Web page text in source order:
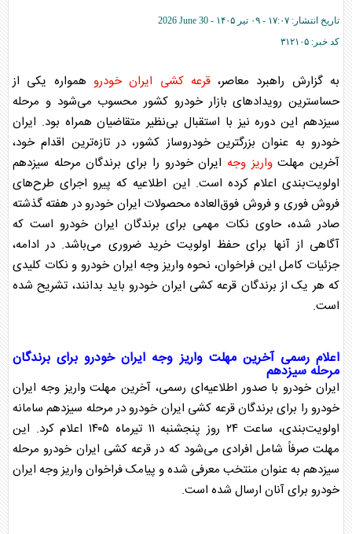
تاریخ انتشار: ۱۷:۰۷ - ۰۹ تير ۱۴۰۵ -
2026 June 30
کد خبر: ۳۱۲۱۰۵
به گزارش راهبرد معاصر،قرعه کشی ایران خودرو همواره یکی از
حساسترین رویدادهای بازار خودرو کشور محسوب می‌شود و مرحله
سیزدهم این دوره نیز با استقبال بی‌نظیر متقاضیان همراه بود. ایران
خودرو به عنوان بزرگترین خودروساز کشور، در تازه‌ترین اقدام خود،
آخرین مهلتواریز وجه ایران خودرو را برای برندگان مرحله سیزدهم
اولویت‌بندی اعلام کرده است. این اطلاعیه که پیرو اجرای طرح‌های
فروش فوری و فروش فوق‌العاده محصولات ایران خودرودر هفته گذشته
صادر شده، حاوی نکات مهمی برای برندگان ایران خودرو است که
آگاهی از آنها برای حفظ اولویت خرید ضروری می‌باشد. در ادامه،
جزئیات کامل این فراخوان، نحوهواریز وجه ایران خودرو و نکات کلیدی
که هر یک از برندگان قرعه کشی ایران خودروباید بدانند، تشریح شده
است.
اعلام رسمی آخرین مهلتواریز وجه ایران خودروبرای برندگان
مرحله سیزدهم
ایران خودرو با صدور اطلاعیه‌ای رسمی، آخرین مهلتواریز وجه ایران
خودرو را برای برندگانقرعه کشی ایران خودرو در مرحله سیزدهم سامانه
اولویت‌بندی، ساعت ۲۴ روز پنجشنبه ۱۱ تیرماه ۱۴۰۵ اعلام کرد. این
مهلت صرفاً شامل افرادی می‌شود که در قرعه کشی ایران خودرو مرحله
سیزدهم به عنوان منتخب معرفی شده و پیامک فراخوانواریز وجه ایران
خودرو برای آنان ارسال شده است.